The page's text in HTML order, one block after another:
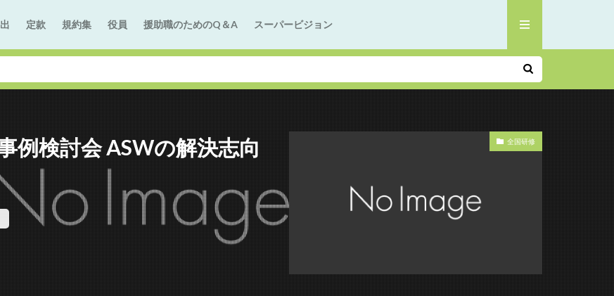
定款 規約集 役員 援助職のためのQ＆A スーパービジョン
例検討会 ASWの解決志向
全国研修